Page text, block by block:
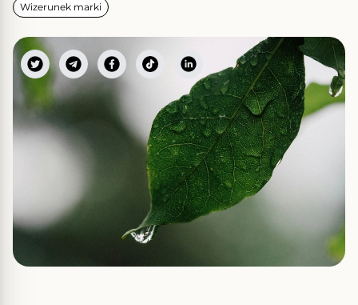
Wizerunek marki